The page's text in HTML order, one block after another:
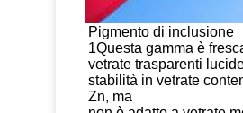
Pigmento di inclusione
1Questa gamma è
vetrate trasparenti
stabilità in vetrate
Zn, ma